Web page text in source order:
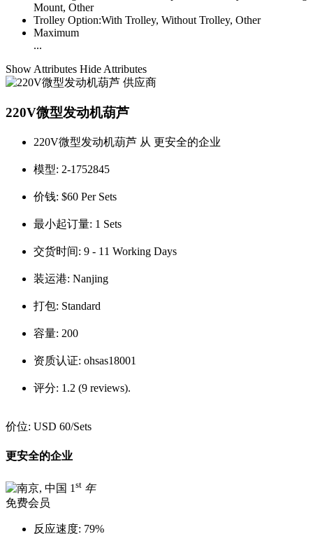
Mount, Other
Trolley Option:With Trolley, Without Trolley, Other
Maximum
...
Show Attributes Hide Attributes
220V微型发动机葫芦
220V微型发动机葫芦 从 更安全的企业
模型: 2-1752845
价钱: $60 Per Sets
最小起订量: 1 Sets
交货时间: 9 - 11 Working Days
装运港: Nanjing
打包: Standard
容量: 200
资质认证: ohsas18001
评分: 1.2 (9 reviews).
价位: USD 60/Sets
更安全的企业
1 st 年
免费会员
反应速度: 79%